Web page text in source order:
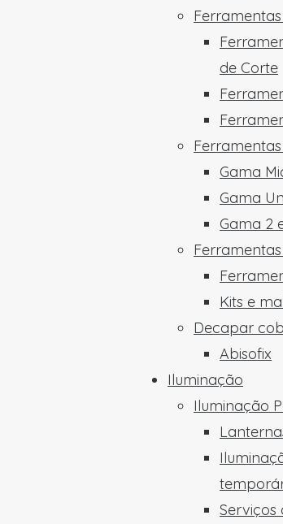
de Corte
Gama
Gama
Gama 2
Kits e
Decapar
Abisofix
Iluminação
Iluminação
Serviços